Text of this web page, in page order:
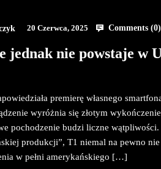
20 Czerwca, 2025 Comments (0)
jednak nie powstaje w
premierę własnego
wyróżnia się złotym
pochodzenie budzi liczne
produkcji”, T1 niemal na pewno
w pełni amerykańskiego […]